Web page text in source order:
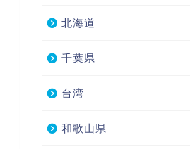
北海道
千葉県
台湾
和歌山県